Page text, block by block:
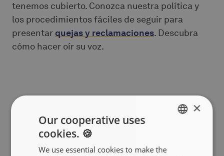
tenemos cubierto. Conozca nuestra política y
los procedimientos fáciles de seguir para
presentar quejas y reclamaciones. Descubra
cómo hacer oír su voz.
FRANÇAIS
×
Our cooperative uses
cookies. 🍪
We use essential cookies to make the